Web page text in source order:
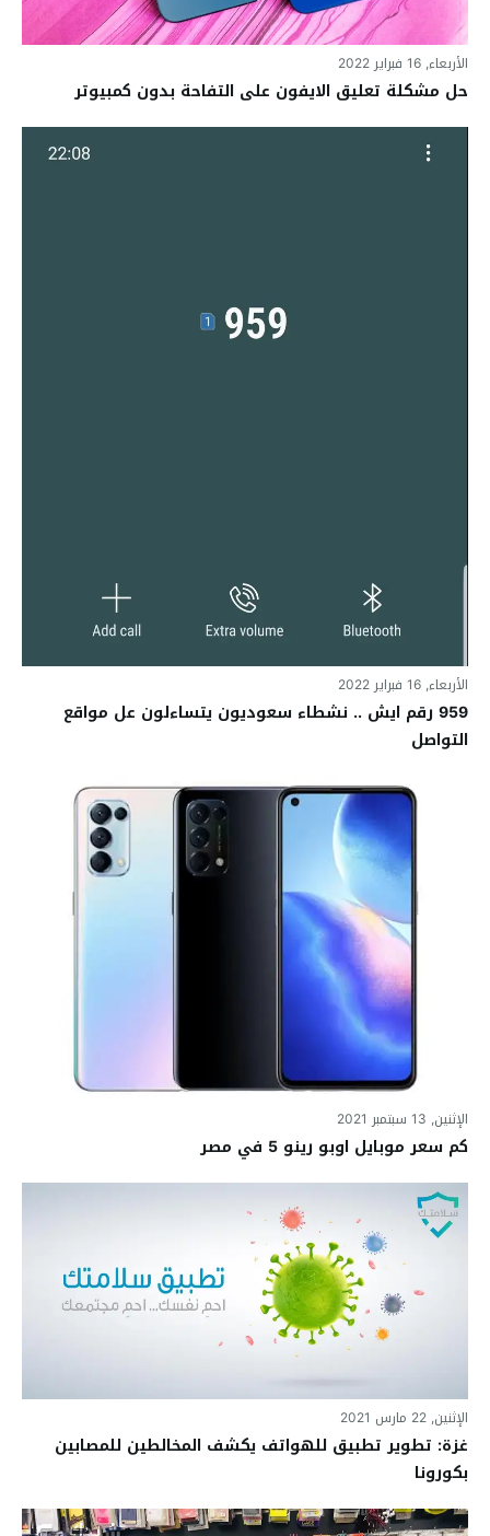
الأربعاء, 16 فبراير 2022
حل مشكلة تعليق الايفون على التفاحة بدون كمبيوتر
الأربعاء, 16 فبراير 2022
959 رقم ايش .. نشطاء سعوديون يتساءلون عل مواقع
التواصل
الإثنين, 13 سبتمبر 2021
كم سعر موبايل اوبو رينو 5 في مصر
الإثنين, 22 مارس 2021
غزة: تطوير تطبيق للهواتف يكشف المخالطين للمصابين
بكورونا